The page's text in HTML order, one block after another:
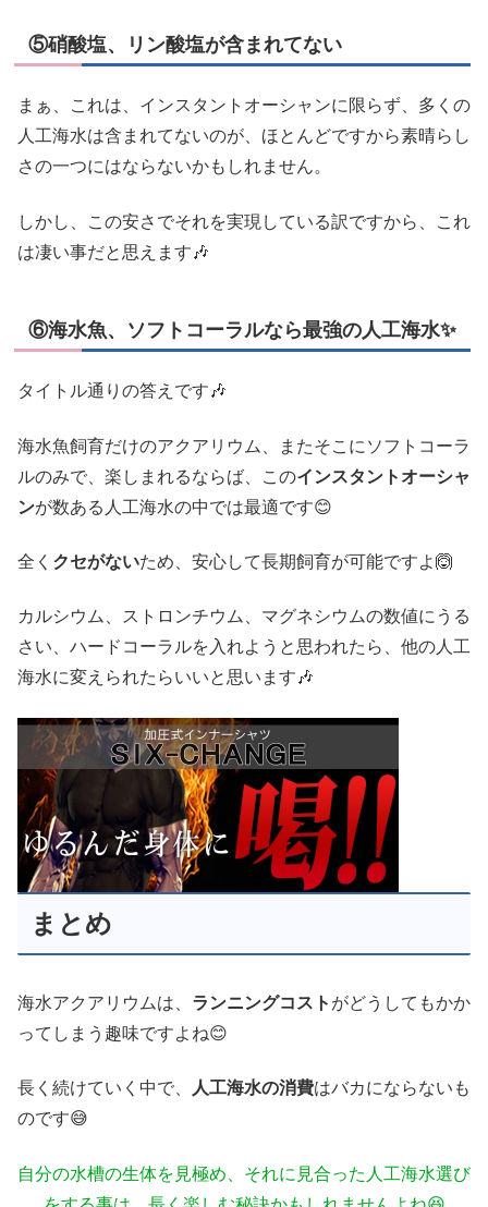
⑤硝酸塩、リン酸塩が含まれてない
まぁ、これは、インスタントオーシャンに限らず、多くの
人工海水は含まれてないのが、ほとんどですから素晴らし
さの一つにはならないかもしれません。
しかし、この安さでそれを実現している訳ですから、これ
は凄い事だと思えます🎶
⑥海水魚、ソフトコーラルなら最強の人工海水✨
タイトル通りの答えです🎶
海水魚飼育だけのアクアリウム、またそこにソフトコーラ
ルのみで、楽しまれるならば、このインスタントオーシャ
ンが数ある人工海水の中では最適です😊
全く クセがないため、安心して長期飼育が可能ですよ🙆
カルシウム、ストロンチウム、マグネシウムの数値にうる
さい、ハードコーラルを入れようと思われたら、他の人工
海水に変えられたらいいと思います🎶
まとめ
海水アクアリウムは、 ランニングコスト がどうしてもかか
ってしまう趣味ですよね😊
長く続けていく中で、 人工海水の消費はバカにならないも
のです😅
自分の水槽の生体を見極め、それに見合った人工海水選び